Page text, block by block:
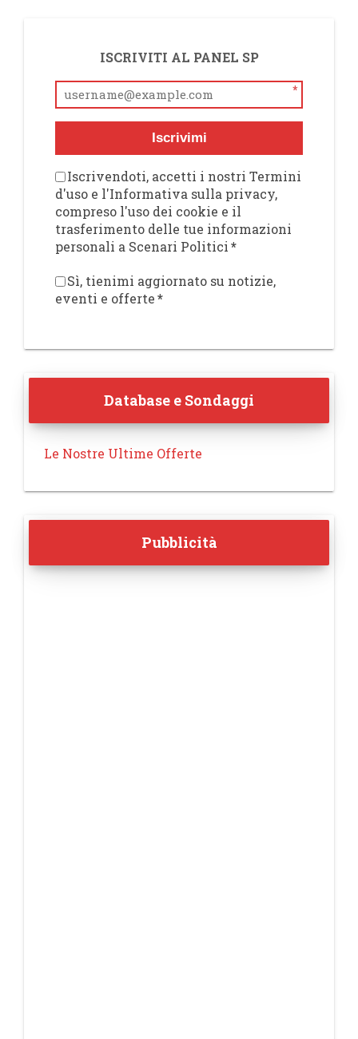
ISCRIVITI AL PANEL SP
*
Iscrivimi
Iscrivendoti, accetti i nostri Termini
d'uso e l'Informativa sulla privacy,
compreso l'uso dei cookie e il
trasferimento delle tue informazioni
personali a Scenari Politici*
Sì, tienimi aggiornato su notizie,
eventi e offerte*
Database e Sondaggi
Le Nostre Ultime Offerte
Pubblicità